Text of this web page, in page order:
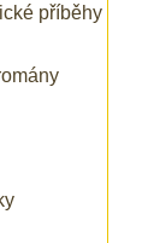
příběhy